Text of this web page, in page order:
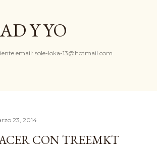
Y YO
email: sole-loka-13@hotmail.com
23, 2014
CON TREEMKT